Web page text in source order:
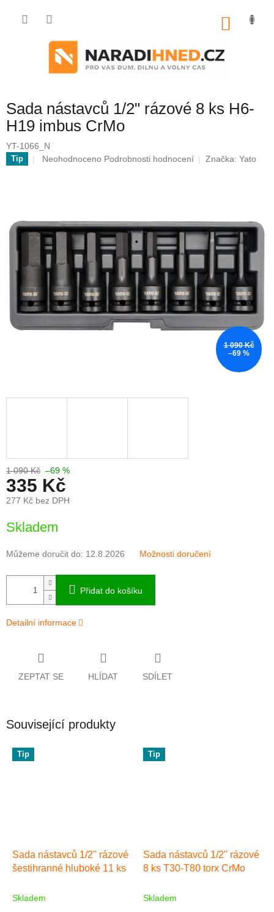
Sada nástavců 1/2" rázové 8 ks H6-
H19 imbus CrMo
YT-1066_N
Tip
Průměrné
5
hvězdiček.
Neohodnoceno Podrobnosti hodnocení Značka: Yato
1 090 Kč
–69 %
1 090 Kč –69 %
335 Kč
277 Kč bez DPH
cena:
Skladem
Můžeme doručit do: 12.8.2026 Možnosti doručení
Přidat do košíku
Detailní informace
ZEPTAT SE HLÍDAT SDÍLET
Související produkty
Tip
Sada nástavců 1/2" rázové
šestihranné hluboké 11 ks
Skladem
Tip
Sada nástavců 1/2" rázové
8 ks T30-T80 torx CrMo
Skladem